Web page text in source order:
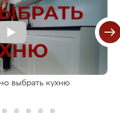
выбрать кухню